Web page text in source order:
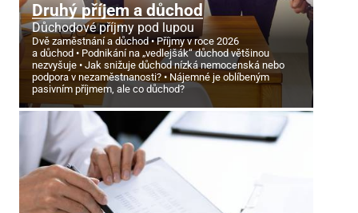
Druhý příjem a důchod
Důchodové příjmy pod lupou
Dvě zaměstnání a důchod
Příjmy v roce 2026
a důchod
Podnikání na „vedlejšák“ důchod většinou
nezvyšuje
Jak snižuje důchod nízká nemocenská nebo
podpora v nezaměstnanosti?
Nájemné je oblíbeným
pasivním příjmem, ale co důchod?